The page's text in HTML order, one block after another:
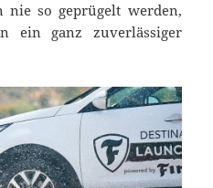
so geprügelt werden,
ein ganz zuverlässiger